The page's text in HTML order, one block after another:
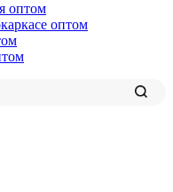
оптом
оптом